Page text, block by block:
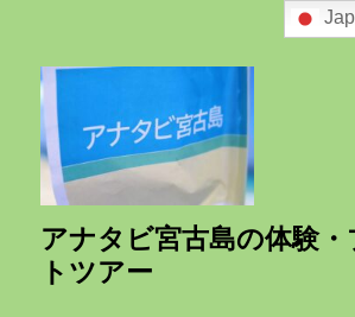
アナタビ宮古島の体験
トツアー